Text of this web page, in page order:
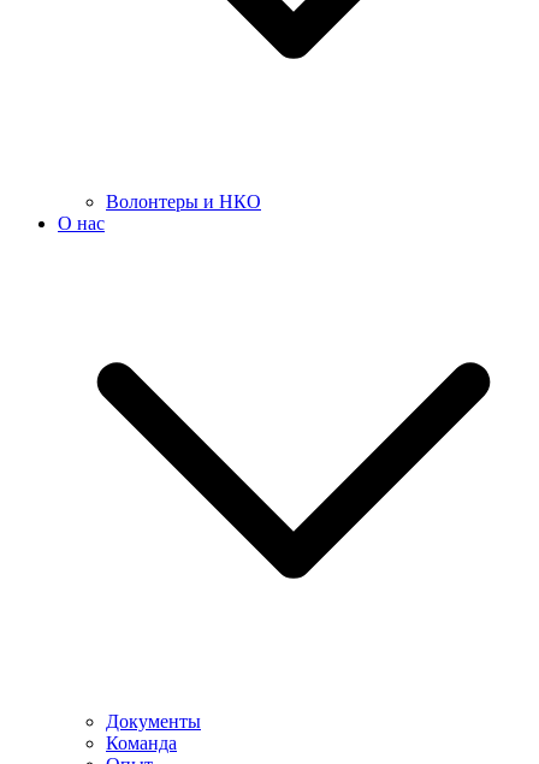
Волонтеры и НКО
О нас
Документы
Команда